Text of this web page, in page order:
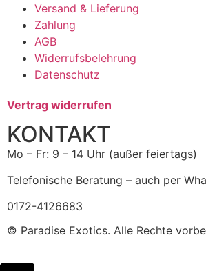
Versand & Lieferung
Zahlung
AGB
Widerrufsbelehrung
Datenschutz
Vertrag widerrufen
KONTAKT
Mo – Fr: 9 – 14 Uhr (außer feiertags)
Telefonische Beratung – auch per
0172-4126683
© Paradise Exotics. Alle Rechte